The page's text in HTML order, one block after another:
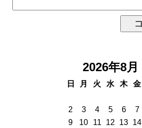
2026年8月
日 月 火 水 木 金
2
3 4 5 6 7
9
10 11 12 13 14